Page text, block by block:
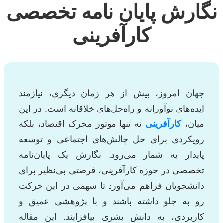
نگارش پایان نامه تخصصی
کارآفرینی
جهان امروز، بیش از هر زمان دیگری، نیازمند
ایده‌های نوآورانه و راه‌حل‌های خلاقانه است. در این
میان،کارآفرینی نه تنها موتور محرک اقتصاد، بلکه
رویکردی برای حل چالش‌های اجتماعی و توسعه
پایدار به شمار می‌رود. نگارش یک پایان‌نامه
تخصصی در حوزه کارآفرینی، فرصتی بی‌نظیر برای
دانشجویان فراهم می‌آورد تا سهمی در این حرکت
رو به جلو داشته باشند و با پژوهشی عمیق و
کاربردی، به دانش بشری بیافزایند. این مقاله